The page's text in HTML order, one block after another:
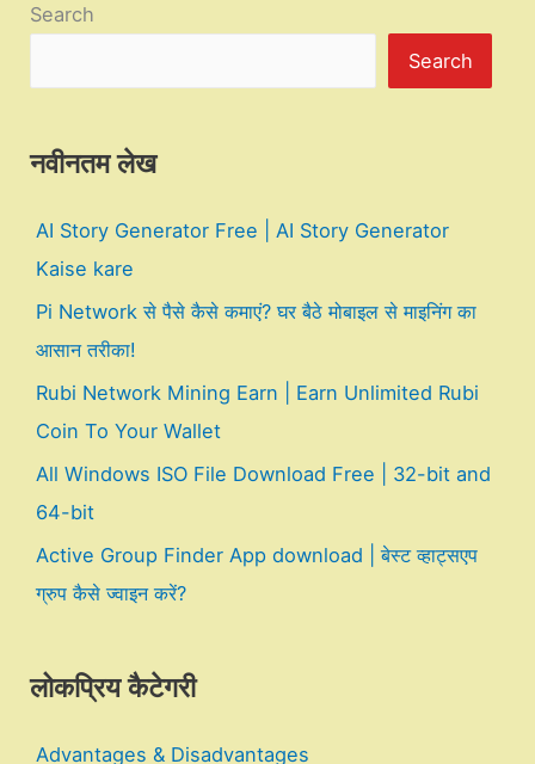
Search
Search
नवीनतम लेख
AI Story Generator Free | AI Story Generator
Kaise kare
Pi Network से पैसे कैसे कमाएं? घर बैठे मोबाइल से माइनिंग का
आसान तरीका!
Rubi Network Mining Earn | Earn Unlimited Rubi
Coin To Your Wallet
All Windows ISO File Download Free | 32-bit and
64-bit
Active Group Finder App download | बेस्ट व्हाट्सएप
ग्रुप कैसे ज्वाइन करें?
लोकप्रिय कैटेगरी
Advantages & Disadvantages